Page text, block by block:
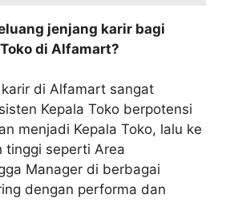
jenjang karir bagi
di Alfamart?
di Alfamart sangat
Kepala Toko berpotensi
menjadi Kepala Toko, lalu ke
tinggi seperti Area
Manager di berbagai
dengan performa dan